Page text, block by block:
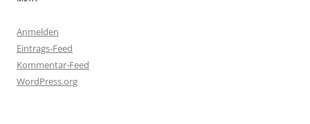
Anmelden
Eintrags-Feed
Kommentar-Feed
WordPress.org